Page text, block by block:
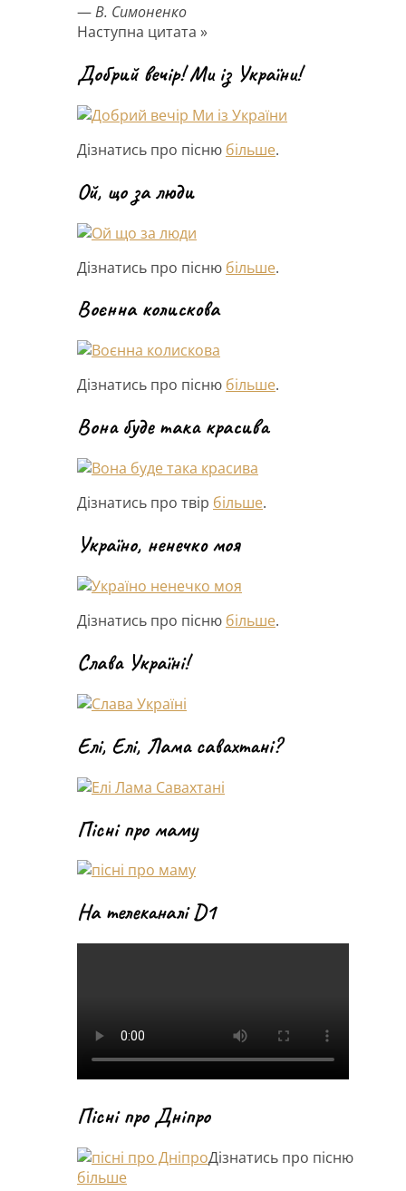
—В. Симоненко
Наступна цитата »
Добрий вечір! Ми із України!
Дізнатись про пісню більше.
Ой, що за люди
Дізнатись про пісню більше.
Воєнна колискова
Дізнатись про пісню більше.
Вона буде така красива
Дізнатись про твір більше.
Україно, ненечко моя
Дізнатись про пісню більше.
Слава Україні!
Елі, Елі, Лама савахтані?
Пісні про маму
На телеканалі D1
Пісні про Дніпро
Дізнатись про пісню
більше